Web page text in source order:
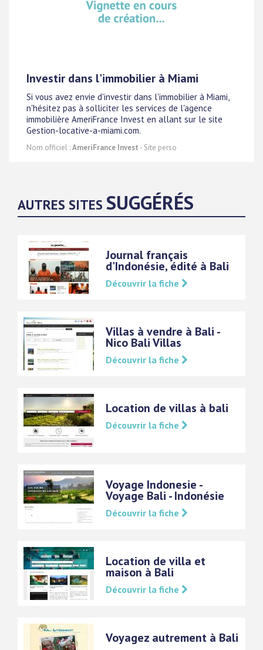
Investir dans l'immobilier à Miami
Si vous avez envie d'investir dans l'immobilier à Miami,
n'hésitez pas à solliciter les services de l'agence
immobilière AmeriFrance Invest en allant sur le site
Gestion-locative-a-miami.com.
Nom officiel :AmeriFrance Invest - Site perso
AUTRES SITES SUGGÉRÉS
Journal français
d'Indonésie, édité à Bali
Découvrir la fiche
Villas à vendre à Bali -
Nico Bali Villas
Découvrir la fiche
Location de villas à bali
Découvrir la fiche
Voyage Indonesie -
Voyage Bali - Indonésie
Découvrir la fiche
Location de villa et
maison à Bali
Découvrir la fiche
Voyagez autrement à Bali